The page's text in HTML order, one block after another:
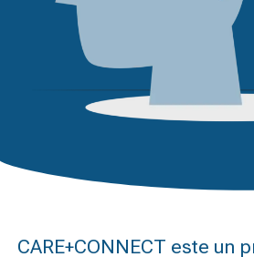
CARE+CONNECT este un